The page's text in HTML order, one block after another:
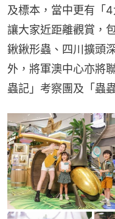
及標本，當中更有「
讓大家近距離觀賞，
鍬鍬形蟲、四川擴頭
外，將軍澳中心亦將
蟲記」考察團及「蟲